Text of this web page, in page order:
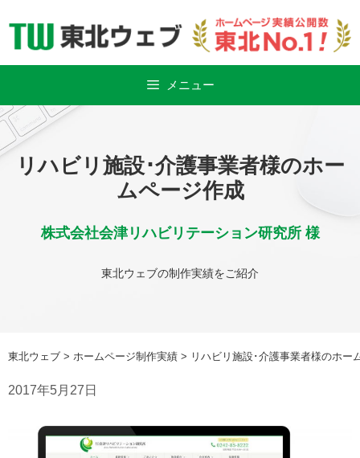
メニュー
リハビリ施設･介護事業者様のホー
ムページ作成
株式会社会津リハビリテーション研究所 様
東北ウェブの制作実績をご紹介
東北ウェブ > ホームページ制作実績 > リハビリ施設･介護事業者様のホー
2017年5月27日